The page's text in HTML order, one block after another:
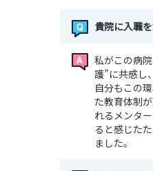
貴院に入職
私がこの病
護”に共感し
自分もこの
た教育体制
れるメンタ
ると感じた
ました。